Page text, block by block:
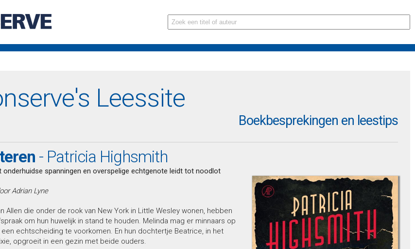
Leessite
Boekbesprekingen en leestips
- Patricia Highsmith
onderhuidse spanningen en overspelige echtgenote leidt tot noodlot
Adrian Lyne
Allen die onder de rook van New York in Little Wesley wonen, hebben
om hun huwelijk in stand te houden. Melinda mag er minnaars op
echtscheiding te voorkomen. En hun dochtertje Beatrice, in het
opgroeit in een gezin met beide ouders.